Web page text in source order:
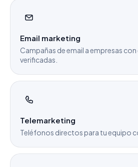
Email marketing
Campañas de email a empresas
verificadas.
Telemarketing
Teléfonos directos para tu equipo